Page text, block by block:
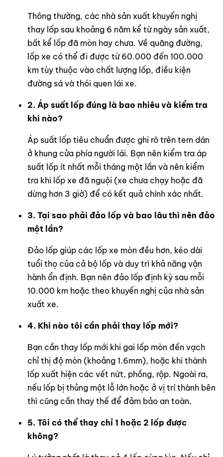
Thông thường, các nhà sản xuất khuyến nghị
thay lốp sau khoảng 6 năm kể từ ngày sản xuất,
bất kể lốp đã mòn hay chưa. Về quãng đường,
lốp xe có thể đi được từ 60.000 đến 100.000
km tùy thuộc vào chất lượng lốp, điều kiện
đường sá và thói quen lái xe.
2. Áp suất lốp đúng là bao nhiêu và kiểm tra
khi nào?
Áp suất lốp tiêu chuẩn được ghi rõ trên tem dán
ở khung cửa phía người lái. Bạn nên kiểm tra áp
suất lốp ít nhất mỗi tháng một lần và nên kiểm
tra khi lốp xe đã nguội (xe chưa chạy hoặc đã
dừng hơn 3 giờ) để có kết quả chính xác nhất.
3. Tại sao phải đảo lốp và bao lâu thì nên đảo
một lần?
Đảo lốp giúp các lốp xe mòn đều hơn, kéo dài
tuổi thọ của cả bộ lốp và duy trì khả năng vận
hành ổn định. Bạn nên đảo lốp định kỳ sau mỗi
10.000 km hoặc theo khuyến nghị của nhà sản
xuất xe.
4. Khi nào tôi cần phải thay lốp mới?
Bạn cần thay lốp mới khi gai lốp mòn đến vạch
chỉ thị độ mòn (khoảng 1.6mm), hoặc khi thành
lốp xuất hiện các vết nứt, phồng, rộp. Ngoài ra,
nếu lốp bị thủng một lỗ lớn hoặc ở vị trí thành bên
thì cũng cần thay thế để đảm bảo an toàn.
5. Tôi có thể thay chỉ 1 hoặc 2 lốp được
không?